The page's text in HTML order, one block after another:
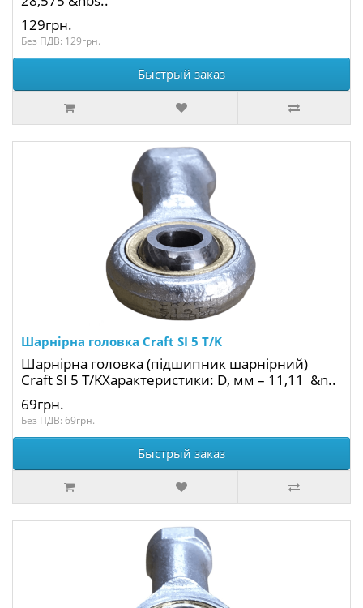
129грн.
Без ПДВ: 129грн.
Быстрый заказ
Шарнірна головка Craft SI 5 T/K
Шарнірна головка (підшипник шарнірний)
Craft SI 5 T/KХарактеристики: D, мм – 11,11 &n..
69грн.
Без ПДВ: 69грн.
Быстрый заказ